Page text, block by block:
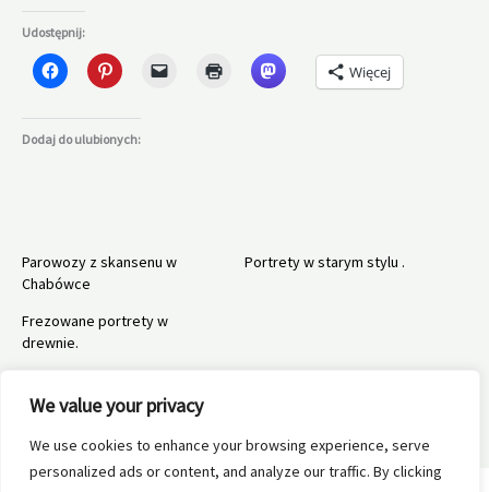
We value your privacy
We use cookies to enhance your browsing experience, serve
personalized ads or content, and analyze our traffic. By clicking
Udostępnij:
Więcej
Dodaj do ulubionych:
Parowozy z skansenu w
Chabówce
Portrety w starym stylu .
Frezowane portrety w
drewnie.
←Poprzedni Wpis Następny Wpis